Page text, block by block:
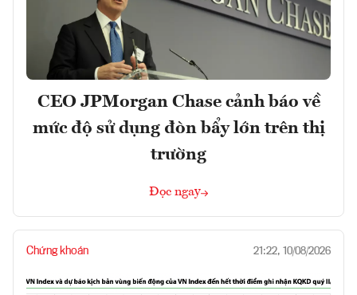
CEO JPMorgan Chase cảnh báo về
mức độ sử dụng đòn bẩy lớn trên thị
trường
Đọc ngay
Chứng khoán 21:22, 10/08/2026